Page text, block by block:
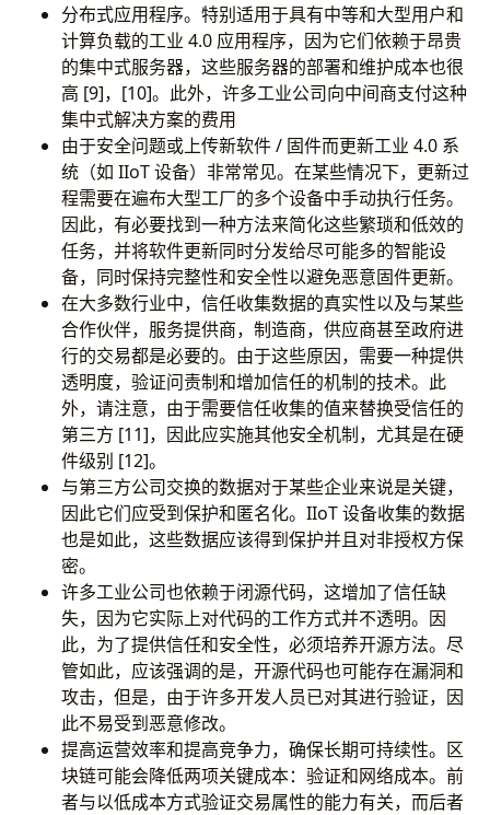
分布式应用程序。特别适用于具有中等和大型用户和
计算负载的工业 4.0 应用程序，因为它们依赖于昂贵
的集中式服务器，这些服务器的部署和维护成本也很
高 [9]，[10]。此外，许多工业公司向中间商支付这种
集中式解决方案的费用
由于安全问题或上传新软件 / 固件而更新工业 4.0 系
统（如 IIoT 设备）非常常见。在某些情况下，更新过
程需要在遍布大型工厂的多个设备中手动执行任务。
因此，有必要找到一种方法来简化这些繁琐和低效的
任务，并将软件更新同时分发给尽可能多的智能设
备，同时保持完整性和安全性以避免恶意固件更新。
在大多数行业中，信任收集数据的真实性以及与某些
合作伙伴，服务提供商，制造商，供应商甚至政府进
行的交易都是必要的。由于这些原因，需要一种提供
透明度，验证问责制和增加信任的机制的技术。此
外，请注意，由于需要信任收集的值来替换受信任的
第三方 [11]，因此应实施其他安全机制，尤其是在硬
件级别 [12]。
与第三方公司交换的数据对于某些企业来说是关键，
因此它们应受到保护和匿名化。IIoT 设备收集的数据
也是如此，这些数据应该得到保护并且对非授权方保
密。
许多工业公司也依赖于闭源代码，这增加了信任缺
失，因为它实际上对代码的工作方式并不透明。因
此，为了提供信任和安全性，必须培养开源方法。尽
管如此，应该强调的是，开源代码也可能存在漏洞和
攻击，但是，由于许多开发人员已对其进行验证，因
此不易受到恶意修改。
提高运营效率和提高竞争力，确保长期可持续性。区
块链可能会降低两项关键成本：验证和网络成本。前
者与以低成本方式验证交易属性的能力有关，而后者